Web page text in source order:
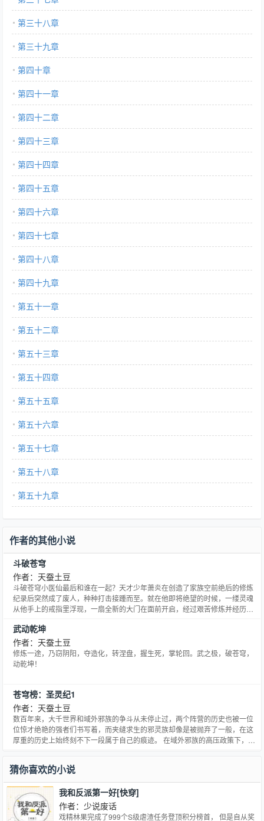
第三十八章
第三十九章
第四十章
第四十一章
第四十二章
第四十三章
第四十四章
第四十五章
第四十六章
第四十七章
第四十八章
第四十九章
第五十一章
第五十二章
第五十三章
第五十四章
第五十五章
第五十六章
第五十七章
第五十八章
第五十九章
作者的其他小说
斗破苍穹
作者：天蚕土豆
斗破苍穹小医仙最后和谁在一起？天才少年萧炎在创造了家族空前绝后的修炼
纪录后突然成了废人，种种打击接踵而至。就在他即将绝望的时候，一缕灵魂
从他手上的戒指里浮现，一扇全新的大门在面前开启，经过艰苦修炼并经历了
帝失踪之谜而前往大千世界......
武动乾坤
作者：天蚕土豆
修炼一途，乃窃阴阳，夺造化，转涅盘，握生死，掌轮回。武之极，破苍穹，
动乾坤！
苍穹榜：圣灵纪1
作者：天蚕土豆
数百年来，大千世界和域外邪族的争斗从未停止过，两个阵营的历史也被一位
位惊才绝艳的强者们书写着，而夹缝求生的邪灵族却像是被抛弃了一般，在这
厚重的历史上始终刻不下一段属于自己的痕迹。 在域外邪族的高压政策下，邪
他们同仇敌忾，披荆斩棘 大主宰牧尘率强者正式对邪族宣战！ 武祖林动率武境
强者正式对邪族宣战！ 炎帝萧炎率无尽火域强者正式对邪族宣战！ 强者们光复
了大千世界，成功驱逐了域外邪族，而邪灵族因为和邪族的牵连被大主宰永远
封印在了囚牢位面。…
猜你喜欢的小说
我和反派第一好[快穿]
作者：少说废话
戏精林果完成了999个S级虐渣任务登顶积分榜首， 但是自从奖